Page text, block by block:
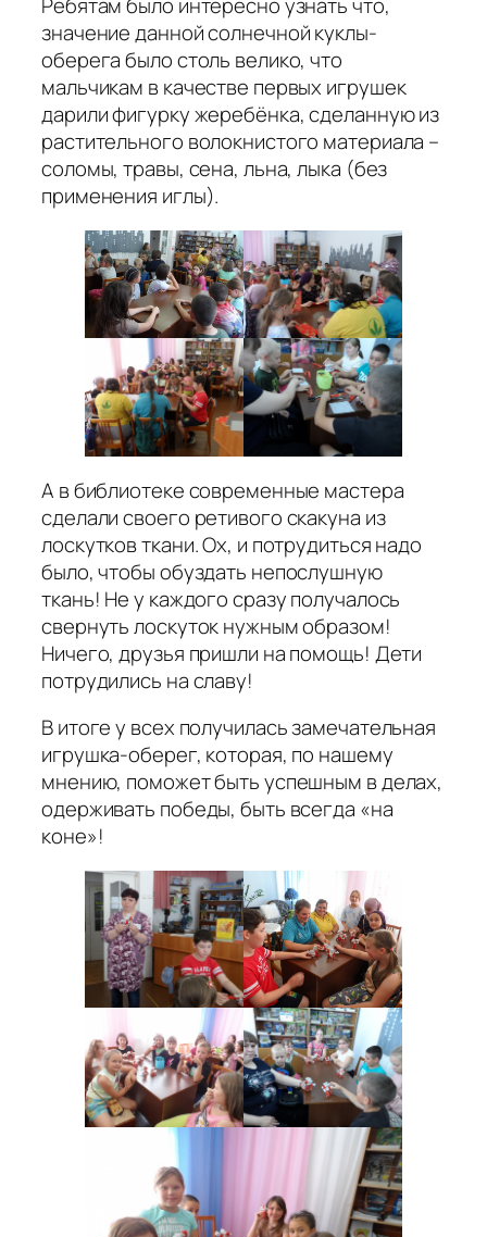
Ребятам было интересно узнать что,
значение данной солнечной куклы-
оберега было столь велико, что
мальчикам в качестве первых игрушек
дарили фигурку жеребёнка, сделанную из
растительного волокнистого материала –
соломы, травы, сена, льна, лыка (без
применения иглы).
А в библиотеке современные мастера
сделали своего ретивого скакуна из
лоскутков ткани. Ох, и потрудиться надо
было, чтобы обуздать непослушную
ткань! Не у каждого сразу получалось
свернуть лоскуток нужным образом!
Ничего, друзья пришли на помощь! Дети
потрудились на славу!
В итоге у всех получилась замечательная
игрушка-оберег, которая, по нашему
мнению, поможет быть успешным в делах,
одерживать победы, быть всегда «на
коне»!